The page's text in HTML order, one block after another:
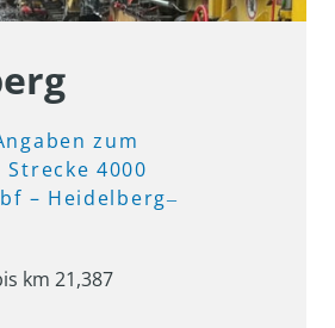
Strecke 4000
– Heidelberg‒
km 21,387